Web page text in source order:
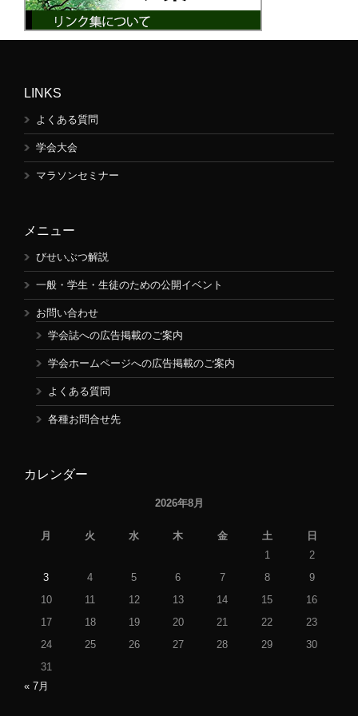
LINKS
よくある質問
学会大会
マラソンセミナー
メニュー
びせいぶつ解説
一般・学生・生徒のための公開イベント
お問い合わせ
学会誌への広告掲載のご案内
学会ホームページへの広告掲載のご案内
よくある質問
各種お問合せ先
カレンダー
2026年8月
月 火 水 木 金 土
日
1
2
3
4 5 6 7 8
9
10
11 12 13 14 15
16
17
18 19 20 21 22
23
24
25 26 27 28 29
30
31
« 7月